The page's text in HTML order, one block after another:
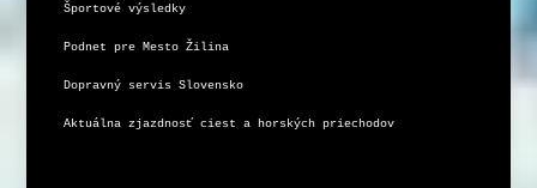
Športové výsledky
Podnet pre Mesto Žilina
Dopravný servis Slovensko
Aktuálna zjazdnosť ciest a horských priechodov